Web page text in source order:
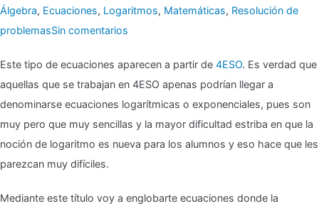
Álgebra, Ecuaciones, Logaritmos, Matemáticas, Resolución de
problemasSin comentarios
‼
Ecuaciones
exponenciales
y
logarítmicas
Este tipo de ecuaciones aparecen a partir de 4ESO. Es verdad que
aquellas que se trabajan en 4ESO apenas podrían llegar a
denominarse ecuaciones logarítmicas o exponenciales, pues son
muy pero que muy sencillas y la mayor dificultad estriba en que la
noción de logaritmo es nueva para los alumnos y eso hace que les
parezcan muy difíciles.
Mediante este título voy a englobarte ecuaciones donde la